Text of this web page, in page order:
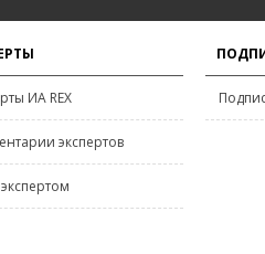
ИА REX
экспертов